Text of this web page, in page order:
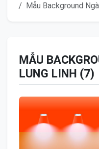
Mẫu Background
MẪU
LUNG LINH (7)